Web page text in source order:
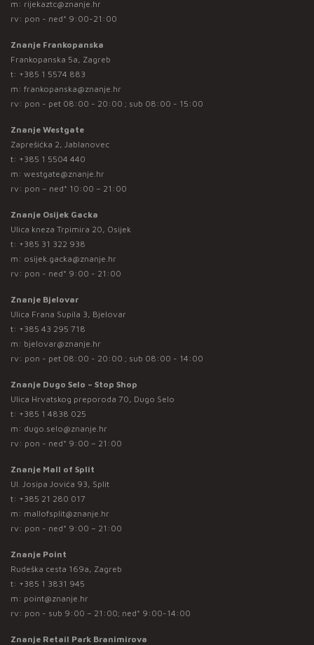
m: rijekaztc@znanje.hr
rv: pon - ned* 9:00-21:00
Znanje Frankopanska
Frankopanska 5a, Zagreb
t: +385 1 5574 883
m: frankopanska@znanje.hr
rv: pon - pet 08:00 - 20:00 ; sub 08:00 - 15:00
Znanje Westgate
Zaprešićka 2, Jablanovec
t: +385 1 5504 440
m: westgate@znanje.hr
rv: pon – ned* 10:00 – 21:00
Znanje Osijek Gacka
Ulica kneza Trpimira 20, Osijek
t: +385 31 322 938
m: osijek.gacka@znanje.hr
rv: pon - ned* 9:00 - 21:00
Znanje Bjelovar
Ulica Frana Supila 3, Bjelovar
t: +385 43 295 718
m: bjelovar@znanje.hr
rv: pon - pet 08:00 - 20:00 ; sub 08:00 - 14:00
Znanje Dugo Selo – Stop Shop
Ulica Hrvatskog preporoda 70, Dugo Selo
t: +385 1 4838 025
m: dugo.selo@znanje.hr
rv: pon - ned* 9:00 – 21:00
Znanje Mall of Split
Ul. Josipa Jovića 93, Split
t: +385 21 280 017
m: mallofsplit@znanje.hr
rv: pon - ned* 9:00 – 21:00
Znanje Point
Rudeška cesta 169a, Zagreb
t: +385 1 3831 945
m: point@znanje.hr
rv: pon - sub 9:00 – 21:00; ned* 9:00-14:00
Znanje Retail Park Branimirova